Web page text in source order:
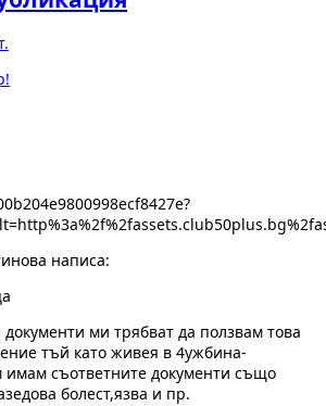
написа:
ми трябват да ползвам това
тъй като живея в 4ужбина-
имам съответните документи също
болест,язва и пр.